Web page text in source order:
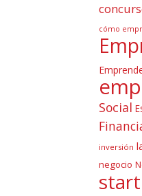
cómo
Social
inversión
negocio